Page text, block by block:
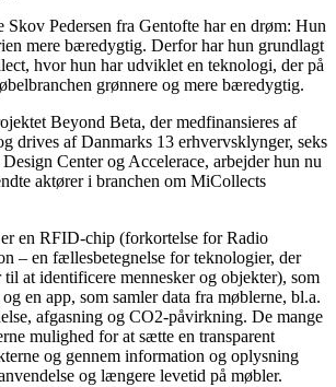
Pedersen fra Gentofte har en drøm: Hun
mere bæredygtig. Derfor har hun grundlagt
hvor hun har udviklet en teknologi, der på
grønnere og mere bæredygtig.
Beyond Beta, der medfinansieres af
drives af Danmarks 13 erhvervsklynger, seks
Center og Accelerace, arbejder hun nu
aktører i branchen om MiCollects
en RFID-chip (forkortelse for Radio
– en fællesbetegnelse for teknologier, der
at identificere mennesker og objekter), som
en app, som samler data fra møblerne, bl.a.
afgasning og CO2-påvirkning. De mange
mulighed for at sætte en transparent
og gennem information og oplysning
og længere levetid på møbler.